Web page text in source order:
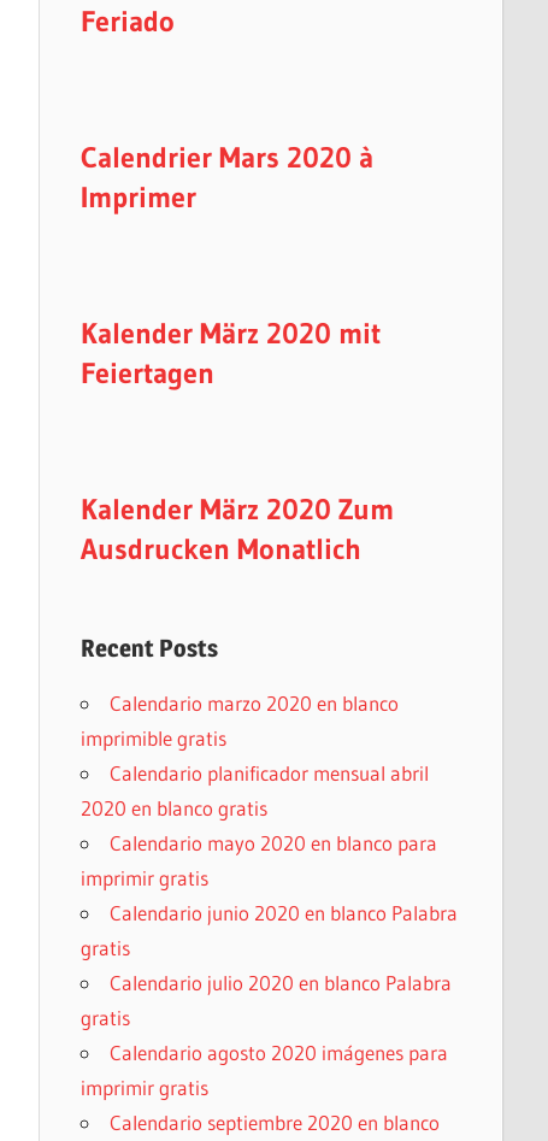
Feriado
Calendrier Mars 2020 à
Imprimer
Kalender März 2020 mit
Feiertagen
Kalender März 2020 Zum
Ausdrucken Monatlich
Recent Posts
Calendario marzo 2020 en blanco
imprimible gratis
Calendario planificador mensual abril
2020 en blanco gratis
Calendario mayo 2020 en blanco para
imprimir gratis
Calendario junio 2020 en blanco Palabra
gratis
Calendario julio 2020 en blanco Palabra
gratis
Calendario agosto 2020 imágenes para
imprimir gratis
Calendario septiembre 2020 en blanco